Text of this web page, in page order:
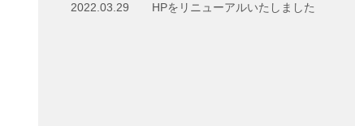
2022.03.29
HPをリニューアルいたしました